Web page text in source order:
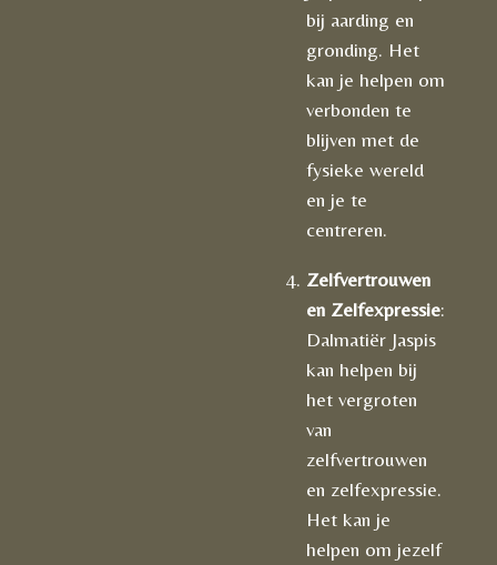
bij aarding en
gronding. Het
kan je helpen om
verbonden te
blijven met de
fysieke wereld
en je te
centreren.
Zelfvertrouwen
en Zelfexpressie:
Dalmatiër Jaspis
kan helpen bij
het vergroten
van
zelfvertrouwen
en zelfexpressie.
Het kan je
helpen om jezelf